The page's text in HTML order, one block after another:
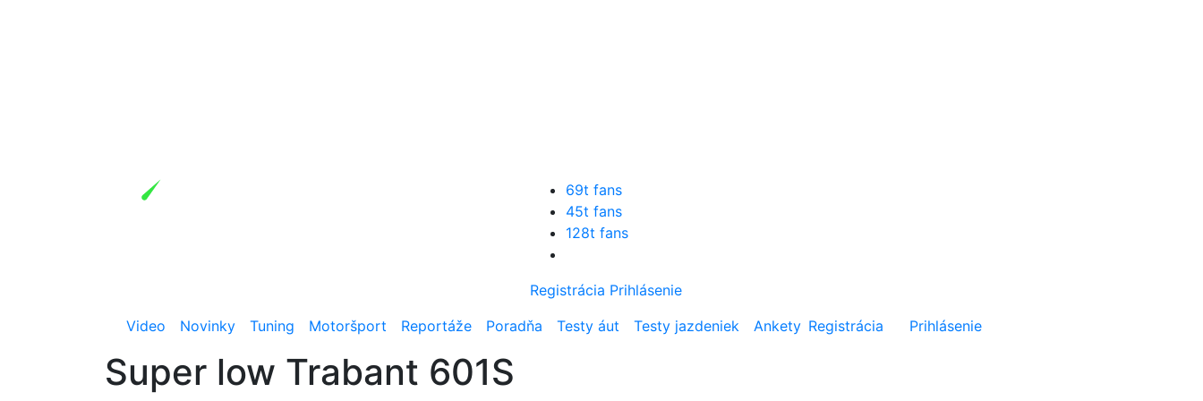
69t fans
45t fans
128t fans
Registrácia Prihlásenie
Video
Novinky Tuning Motoršport Reportáže Poradňa Testy áut Testy jazdeniek Ankety Registrácia Prihlásenie
Super low Trabant 601S